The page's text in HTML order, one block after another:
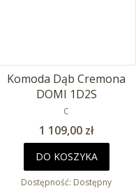
Komoda Dąb Cremona
DOMI 1D2S
PRODUCENT
C
Cena
1 109,00 zł
DO KOSZYKA
Dostępność: Dostępny